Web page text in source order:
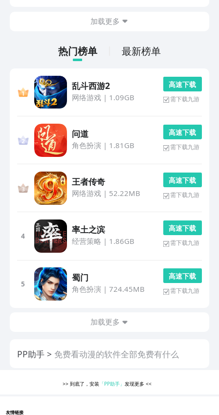
加载更多
热门榜单 最新榜单
乱斗西游2
网络游戏| 1.09GB
高 速 下 载
需下载九游
问道
角色扮演 | 1.81GB
高 速 下 载
需下载九游
王者传奇
网络游戏| 52.22MB
高 速 下 载
需下载九游
4
率土之滨
经营策略 | 1.86GB
高 速 下 载
需下载九游
5
蜀门
角色扮演 | 724.45MB
高 速 下 载
需下载九游
加载更多
PP助手 免费看动漫的软件全部免费有什么
>> 到底了，安装 「PP助手」 发现更多<<
友情链接